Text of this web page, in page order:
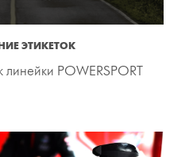
ЭТИКЕТОК
линейки POWERSPORT